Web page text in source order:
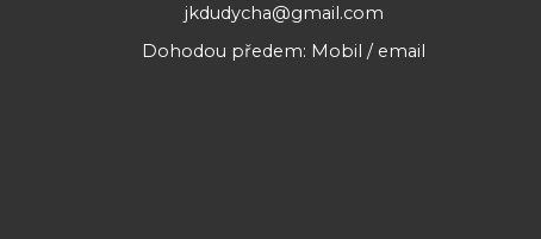
jkdudycha@gmail.com
Dohodou předem: Mobil / email